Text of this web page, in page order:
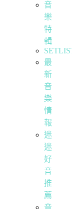
音
樂
特
輯
最
新
音
樂
情
報
迷
迷
好
音
推
薦
音